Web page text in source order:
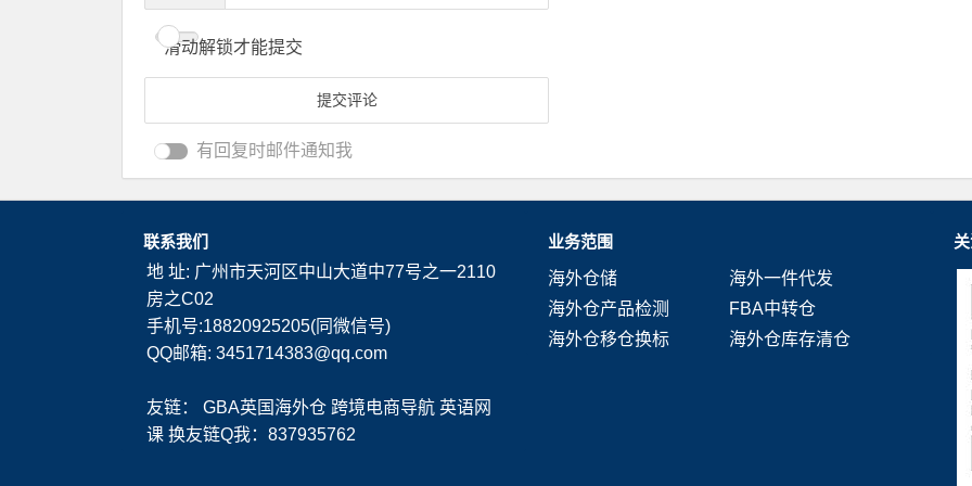
滑动解锁才能提交
有回复时邮件通知我
联系我们
地 址: 广州市天河区中山大道中77号之一2110
房之C02
手机号:18820925205(同微信号)
QQ邮箱: 3451714383@qq.com
友链： GBA英国海外仓 跨境电商导航 英语网
课 换友链Q我：837935762
业务范围
海外仓储
海外一件代发
海外仓产品检测
FBA中转仓
海外仓移仓换标
海外仓库存清仓